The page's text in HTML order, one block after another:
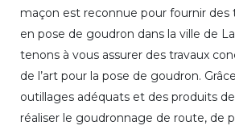
maçon est reconnue pour fournir des
en pose de goudron dans la ville de
tenons à vous assurer des travaux
de l’art pour la pose de goudron.
outillages adéquats et des produits
réaliser le goudronnage de route, de